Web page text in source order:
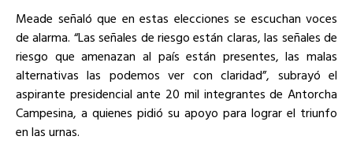
Meade señaló que en estas elecciones se escuchan voces
de alarma. “Las señales de riesgo están claras, las señales de
riesgo que amenazan al país están presentes, las malas
alternativas las podemos ver con claridad”, subrayó el
aspirante presidencial ante 20 mil integrantes de Antorcha
Campesina, a quienes pidió su apoyo para lograr el triunfo
en las urnas.